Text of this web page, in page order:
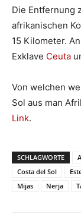
Die Entfernung
afrikanischen
15 Kilometer.
Exklave Ceuta
Von welchen
Sol aus man
Link.
SCHLAGWORTE
Costa del Sol
Mijas
Nerja